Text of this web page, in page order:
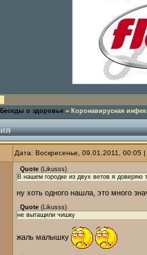
Беседы о здоровье » Коронавирусная
Дата: Воскресенье, 09.01.2011,
Quote (Likusss)
В нашем городке из двух ветов я доверяю
ну хоть одного нашла, это много
Quote (Likusss)
не вытащили чишку
жаль малышку